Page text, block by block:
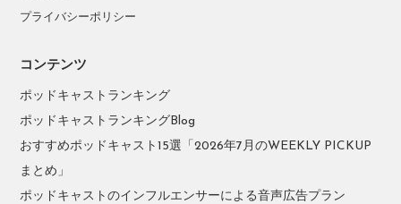
プライバシーポリシー
コンテンツ
ポッドキャストランキング
ポッドキャストランキングBlog
おすすめポッドキャスト15選「2026年7月のWEEKLY PICKUP
まとめ」
ポッドキャストのインフルエンサーによる音声広告プラン